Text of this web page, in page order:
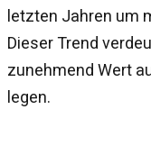
letzten Jahren um
Dieser Trend
zunehmend Wert
legen.